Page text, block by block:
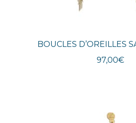
BOUCLES D’OREILLES
97,00€